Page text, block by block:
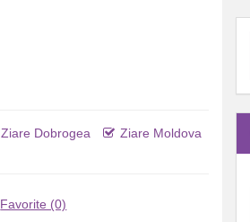
Ziare Dobrogea
Ziare Moldova
Favorite (0)